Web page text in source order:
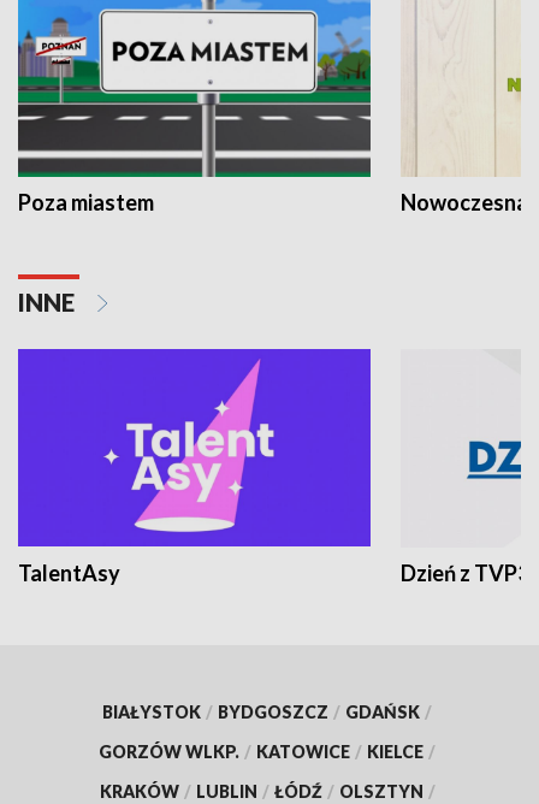
Poza miastem Nowoczesna
INNE
TalentAsy Dzień z TVP3
BIAŁYSTOK / BYDGOSZCZ / GDAŃSK /
GORZÓW WLKP. / KATOWICE / KIELCE /
KRAKÓW / LUBLIN / ŁÓDŹ / OLSZTYN /